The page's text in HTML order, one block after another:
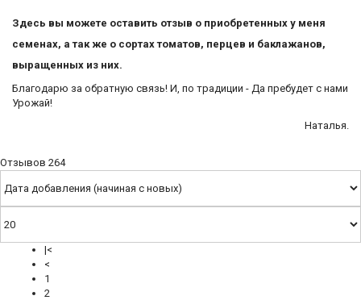
Здесь вы можете оставить отзыв о приобретенных у меня
семенах, а так же о сортах томатов, перцев и баклажанов,
выращенных из них.
Благодарю за обратную связь! И, по традиции - Да пребудет с нами
Урожай!
Наталья.
Отзывов 264
|<
<
1
2